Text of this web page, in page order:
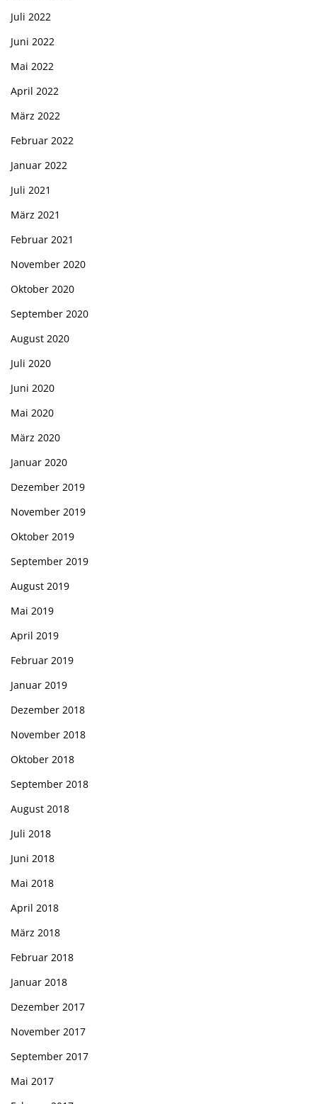
Juli 2022
Juni 2022
Mai 2022
April 2022
März 2022
Februar 2022
Januar 2022
Juli 2021
März 2021
Februar 2021
November 2020
Oktober 2020
September 2020
August 2020
Juli 2020
Juni 2020
Mai 2020
März 2020
Januar 2020
Dezember 2019
November 2019
Oktober 2019
September 2019
August 2019
Mai 2019
April 2019
Februar 2019
Januar 2019
Dezember 2018
November 2018
Oktober 2018
September 2018
August 2018
Juli 2018
Juni 2018
Mai 2018
April 2018
März 2018
Februar 2018
Januar 2018
Dezember 2017
November 2017
September 2017
Mai 2017